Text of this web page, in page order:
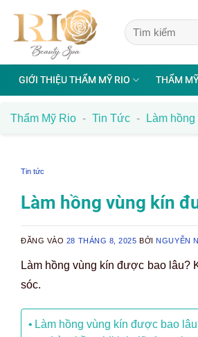
nội
GIỚI THIỆU THẨM MỸ RIO THẨM
Thẩm Mỹ Rio - Tin Tức - Làm
Tin tức
Làm hồng vùng kín
ĐĂNG VÀO 28 THÁNG 8, 2025 BỞI NGUYỄN
Làm hồng vùng kín được bao lâu?
sóc.
Làm hồng vùng kín được bao